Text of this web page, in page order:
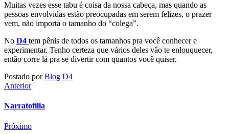
Muitas vezes esse tabu é coisa da nossa cabeça, mas quando as
pessoas envolvidas estão preocupadas em serem felizes, o prazer
vem, não importa o tamanho do “colega”.
No D4 tem pênis de todos os tamanhos pra você conhecer e
experimentar. Tenho certeza que vários deles vão te enlouquecer,
então corre lá pra se divertir com quantos você quiser.
Postado porBlog D4
Anterior
Narratofilia
Próximo